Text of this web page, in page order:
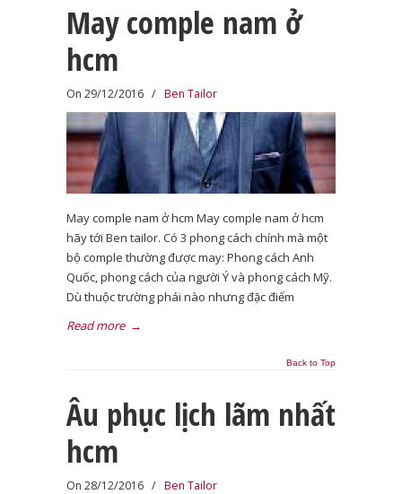
May comple nam ở
hcm
On 29/12/2016 / Ben Tailor
May comple nam ở hcm May comple nam ở hcm
hãy tới Ben tailor. Có 3 phong cách chính mà một
bộ comple thường được may: Phong cách Anh
Quốc, phong cách của người Ý và phong cách Mỹ.
Dù thuộc trường phái nào nhưng đặc điểm
Read more →
Back to Top
Âu phục lịch lãm nhất
hcm
On 28/12/2016 / Ben Tailor